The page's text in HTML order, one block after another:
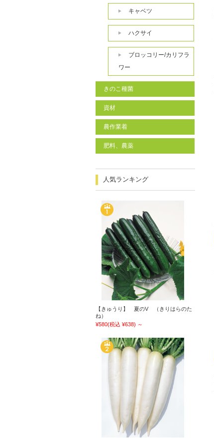
キャベツ
ハクサイ
ブロッコリー/カリフラ
ワー
きのこ種菌
資材
農作業着
肥料、農薬
人気ランキング
【きゅうり】 夏のV （きりはらのた
ね）
¥580(税込 ¥638) ～